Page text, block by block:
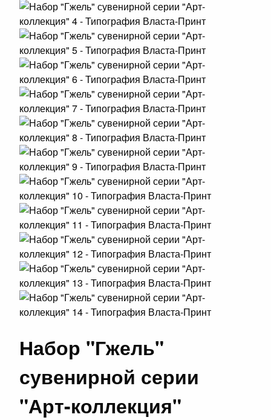
Набор "Гжель"
сувенирной серии
"Арт-коллекция"